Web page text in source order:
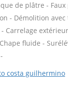
de plâtre -
- Démolition
Carrelage
fluide -
costa guilhermino